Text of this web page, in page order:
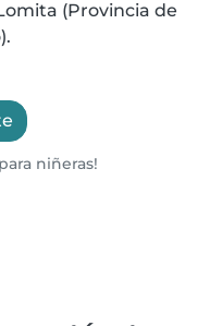
(Provincia de
niñeras!